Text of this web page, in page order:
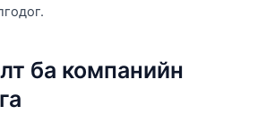
ба компанийн